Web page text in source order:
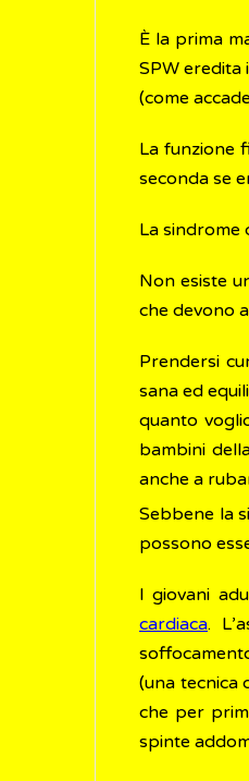
È la prima
SPW eredita
(come
La funzione
seconda se
La sindrome
Non esiste
che devono
Prendersi
sana ed
quanto
bambini
anche a
Sebbene la
possono
I giovani
cardiaca.
(una tecnica
che per
spinte